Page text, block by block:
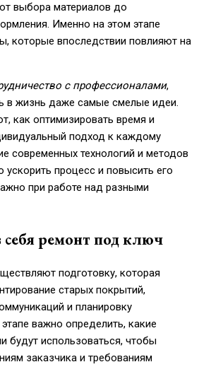
выбора материалов до
Именно на этом этапе
которые впоследствии повлияют на
с профессионалами,
в жизнь даже самые смелые идеи.
как оптимизировать время и
подход к каждому
современных технологий и методов
ускорить процесс и повысить его
при работе над разными
ремонт под ключ
подготовку, которая
старых покрытий,
и планировку
важно определить, какие
будут использоваться, чтобы
заказчика и требованиям